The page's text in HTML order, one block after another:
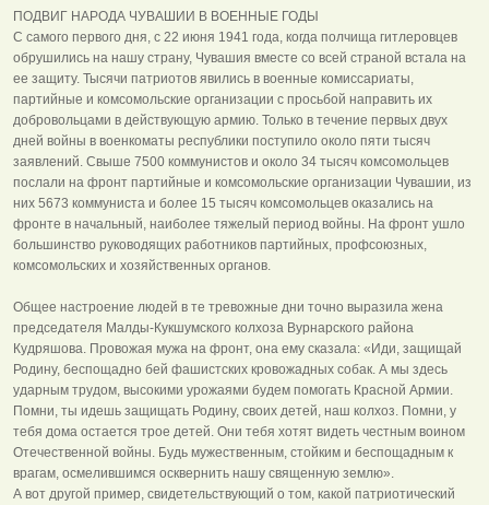
ПОДВИГ НАРОДА ЧУВАШИИ В ВОЕННЫЕ ГОДЫ
С самого первого дня, с 22 июня 1941 года, когда полчища гитлеровцев
обрушились на нашу страну, Чувашия вместе со всей страной встала на
ее защиту. Тысячи патриотов явились в военные комиссариаты,
партийные и комсомольские организации с просьбой направить их
добровольцами в действующую армию. Только в течение первых двух
дней войны в военкоматы республики поступило около пяти тысяч
заявлений. Свыше 7500 коммунистов и около 34 тысяч комсомольцев
послали на фронт партийные и комсомольские организации Чувашии, из
них 5673 коммуниста и более 15 тысяч комсомольцев оказались на
фронте в начальный, наиболее тяжелый период войны. На фронт ушло
большинство руководящих работников партийных, профсоюзных,
комсомольских и хозяйственных органов.
Общее настроение людей в те тревожные дни точно выразила жена
председателя Малды-Кукшумского колхоза Вурнарского района
Кудряшова. Провожая мужа на фронт, она ему сказала: «Иди, защищай
Родину, беспощадно бей фашистских кровожадных собак. А мы здесь
ударным трудом, высокими урожаями будем помогать Красной Армии.
Помни, ты идешь защищать Родину, своих детей, наш колхоз. Помни, у
тебя дома остается трое детей. Они тебя хотят видеть честным воином
Отечественной войны. Будь мужественным, стойким и беспощадным к
врагам, осмелившимся осквернить нашу священную землю».
А вот другой пример, свидетельствующий о том, какой патриотический